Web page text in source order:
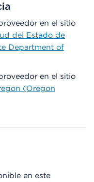
en el sitio
del Estado de
Department of
en el sitio
(Oregon
en este